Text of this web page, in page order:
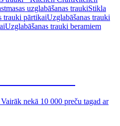
uzglabāšanas traukiStikla
trauki pārtikaiUzglabāšanas trauki
Uzglabāšanas trauki beramiem
nekā 10 000 preču tagad ar